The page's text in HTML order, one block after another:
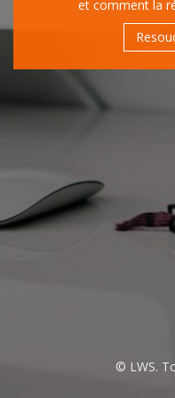
et comment la
© LWS.